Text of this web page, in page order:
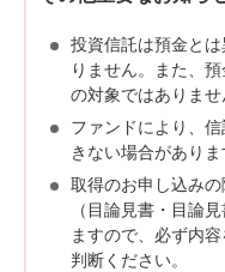
投資信託は預金と
りません。また、
の対象ではありませ
ファンドにより、
きない場合がありま
取得のお申し込み
（目論見書・目論
ますので、必ず内
判断ください。